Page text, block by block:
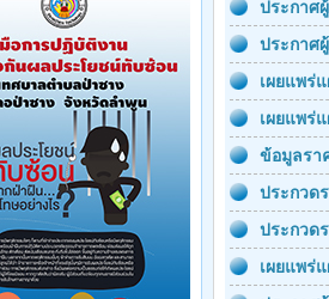
ประกาศ
ประกาศ
เผยแพร่
เผยแพร่
ข้อมูลรา
ประกวด
ประกวด
เผยแพร่